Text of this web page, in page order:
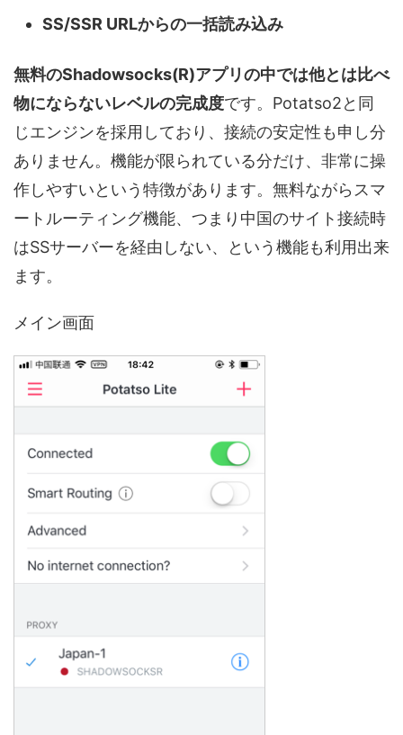
SS/SSR URLからの一括読み込み
無料のShadowsocks(R)アプリの中では他とは比べ
物にならないレベルの完成度です。Potatso2と同
じエンジンを採用しており、接続の安定性も申し分
ありません。機能が限られている分だけ、非常に操
作しやすいという特徴があります。無料ながらスマ
ートルーティング機能、つまり中国のサイト接続時
はSSサーバーを経由しない、という機能も利用出来
ます。
メイン画面